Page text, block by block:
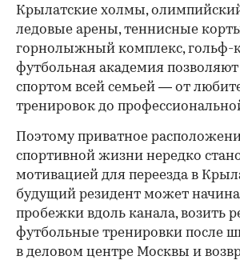
Крылатские холмы,
ледовые арены, теннисные
горнолыжный комплекс, гольф-
футбольная академия
спортом всей семьей — от
тренировок до
Поэтому приватное
спортивной жизни нередко
мотивацией для переезда в
будущий резидент может
пробежки вдоль канала, возить
футбольные тренировки после
в деловом центре Москвы и